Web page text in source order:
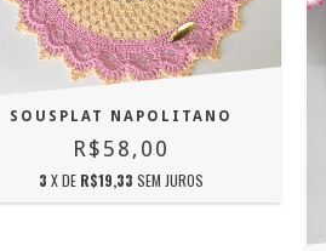
SOUSPLAT NAPOLITANO
R$58,00
3 X DE R$19,33 SEM JUROS